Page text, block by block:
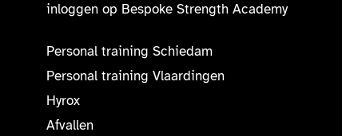
inloggen op Bespoke Strength Academy
Personal training Schiedam
Personal training Vlaardingen
Hyrox
Afvallen